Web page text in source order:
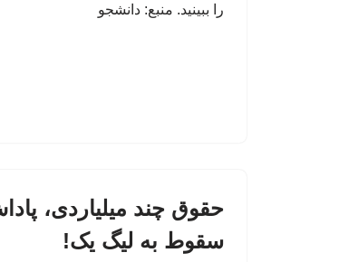
را ببینید. منبع: دانشجو
حقوق چند میلیاردی،
سقوط به لیگ یک!